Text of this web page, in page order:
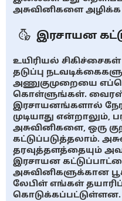
அசுவினிகளை அழிக்க
இரசாயன
உயிரியல்
தடுப்பு
அணுகுமுறையை
கொள்ளுங்கள்.
இரசாயனங்களால்
முடியாது என்றாலும்,
அசுவினிகளை, ஒரு
கட்டுப்படுத்தலாம்.
தரவுத்தளத்தையும்
இரசாயன
அசுவினிகளுக்கான
லேபிள் எங்கள்
கொடுக்கப்பட்டுள்ளன.